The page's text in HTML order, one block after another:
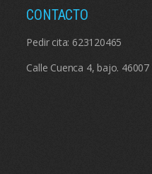
CONTACTO
Pedir cita: 623120465
Calle Cuenca 4, bajo. 46007